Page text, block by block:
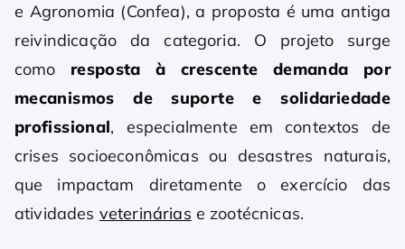
e Agronomia (Confea), a proposta é uma antiga
reivindicação da categoria. O projeto surge
como resposta à crescente demanda por
mecanismos de suporte e solidariedade
profissional, especialmente em contextos de
crises socioeconômicas ou desastres naturais,
que impactam diretamente o exercício das
atividades veterinárias e zootécnicas.